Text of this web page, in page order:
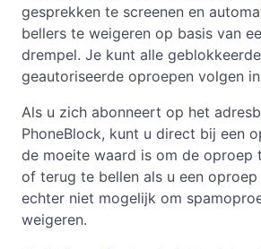
gesprekken te screenen en
bellers te weigeren op basis van
drempel. Je kunt alle
geautoriseerde oproepen volgen
Als u zich abonneert op het
PhoneBlock, kunt u direct bij een
de moeite waard is om de oproep
of terug te bellen als u een
echter niet mogelijk om
weigeren.